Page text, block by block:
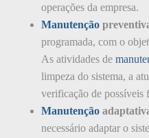
operações da empresa.
Manutenção
programada, com o
As atividades de
limpeza do sistema, a
verificação de possíveis
Manutenção
necessário adaptar o